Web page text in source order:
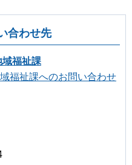
合わせ先
域福祉課
福祉課へのお問い合わせ